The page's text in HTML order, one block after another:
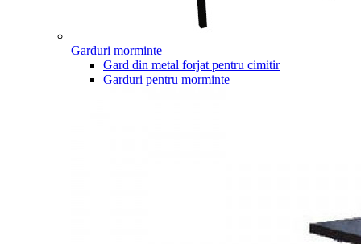
Garduri morminte
Gard din metal forjat pentru cimitir
Garduri pentru morminte